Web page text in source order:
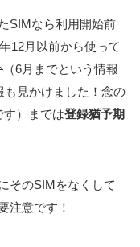
SIMなら利用開始前
12月以前から使って
（6月までという情報
も見かけました！念の
す）までは登録猶予期
そのSIMをなくして
注意です！